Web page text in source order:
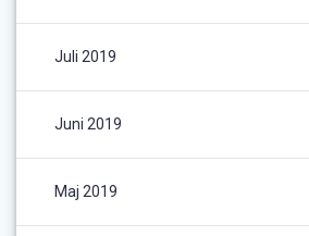
Juli 2019
Juni 2019
Maj 2019